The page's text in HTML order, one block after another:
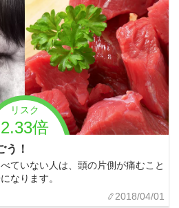
リスク
2.33倍
う！
ていない人は、頭の片側が痛むこと
なります。
2018/04/01